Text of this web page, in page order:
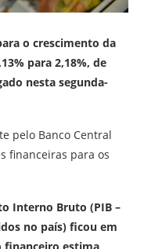
o crescimento da
para 2,18%, de
nesta segunda-
pelo Banco Central
financeiras para os
Interno Bruto (PIB –
no país) ficou em